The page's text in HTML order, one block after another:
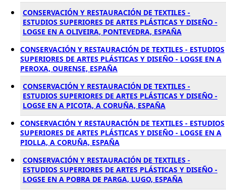
CONSERVACIÓN Y RESTAURACIÓN DE TEXTILES -
ESTUDIOS SUPERIORES DE ARTES PLÁSTICAS Y DISEÑO -
LOGSE EN A OLIVEIRA, PONTEVEDRA, ESPAÑA
CONSERVACIÓN Y RESTAURACIÓN DE TEXTILES - ESTUDIOS
SUPERIORES DE ARTES PLÁSTICAS Y DISEÑO - LOGSE EN A
PEROXA, OURENSE, ESPAÑA
CONSERVACIÓN Y RESTAURACIÓN DE TEXTILES -
ESTUDIOS SUPERIORES DE ARTES PLÁSTICAS Y DISEÑO -
LOGSE EN A PICOTA, A CORUÑA, ESPAÑA
CONSERVACIÓN Y RESTAURACIÓN DE TEXTILES - ESTUDIOS
SUPERIORES DE ARTES PLÁSTICAS Y DISEÑO - LOGSE EN A
PIOLLA, A CORUÑA, ESPAÑA
CONSERVACIÓN Y RESTAURACIÓN DE TEXTILES -
ESTUDIOS SUPERIORES DE ARTES PLÁSTICAS Y DISEÑO -
LOGSE EN A POBRA DE PARGA, LUGO, ESPAÑA